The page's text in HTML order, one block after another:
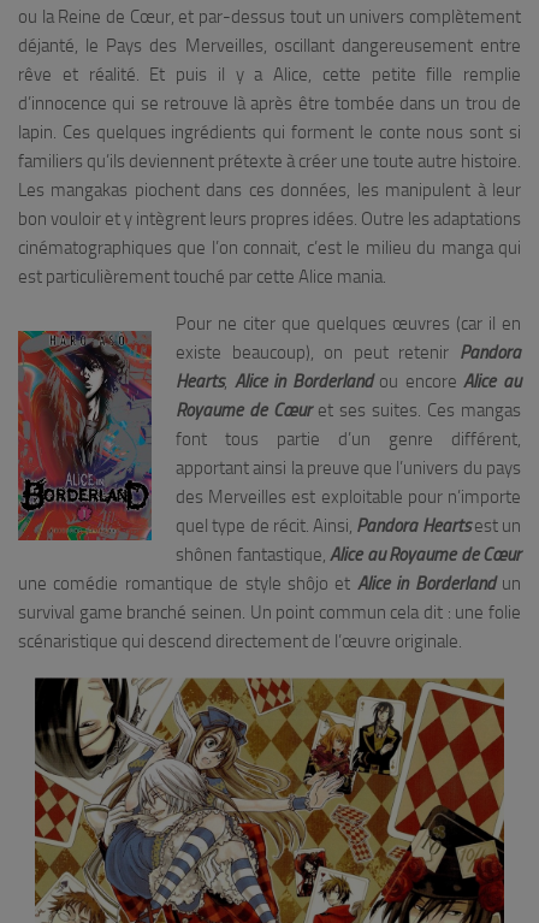
ou la Reine de Cœur, et par-dessus tout un univers complètement
déjanté, le Pays des Merveilles, oscillant dangereusement entre
rêve et réalité. Et puis il y a Alice, cette petite fille remplie
d’innocence qui se retrouve là après être tombée dans un trou de
lapin. Ces quelques ingrédients qui forment le conte nous sont si
familiers qu’ils deviennent prétexte à créer une toute autre histoire.
Les mangakas piochent dans ces données, les manipulent à leur
bon vouloir et y intègrent leurs propres idées. Outre les adaptations
cinématographiques que l’on connait, c’est le milieu du manga qui
est particulièrement touché par cette Alice mania.
Pour ne citer que quelques œuvres (car il en
existe beaucoup), on peut retenir Pandora
Hearts, Alice in Borderlandou encoreAlice au
Royaume de Cœuret ses suites. Ces mangas
font tous partie d’un genre différent,
apportant ainsi la preuve que l’univers du pays
des Merveilles est exploitable pour n’importe
quel type de récit. Ainsi, Pandora Heartsest un
shônen fantastique, Alice au Royaume de Cœur
une comédie romantique de style shôjo et Alice in Borderlandun
survival game branché seinen. Un point commun cela dit : une folie
scénaristique qui descend directement de l’œuvre originale.